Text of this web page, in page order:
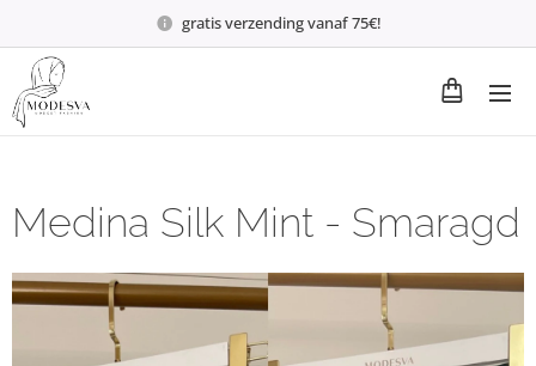
gratis verzending vanaf 75€!
Medina Silk Mint - Smaragd